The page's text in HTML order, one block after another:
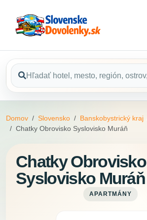
Domov Slovensko Banskobystrický kraj
Chatky Obrovisko Syslovisko Muráň
Chatky Obrovisko
Syslovisko Muráň
APARTMÁNY